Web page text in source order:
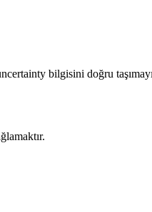
bilgisini doğru taşımayı